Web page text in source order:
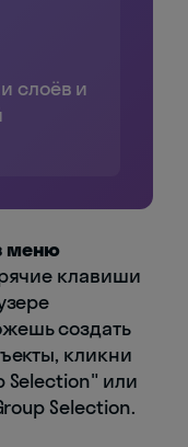
слоёв и
меню
клавиши
создать
кликни
Selection" или
Selection.